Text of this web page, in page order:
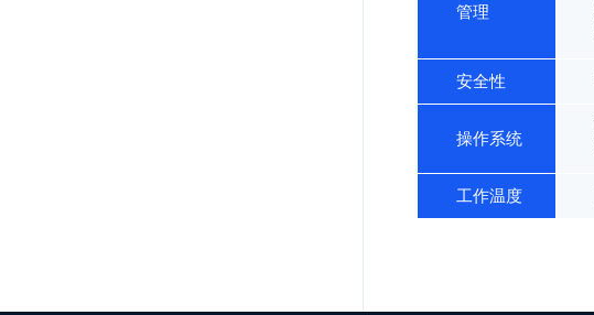
管理
安全性
操作系统
工作温度